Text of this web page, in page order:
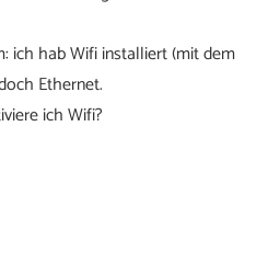
ich hab Wifi installiert (mit dem
Ethernet.
ich Wifi?